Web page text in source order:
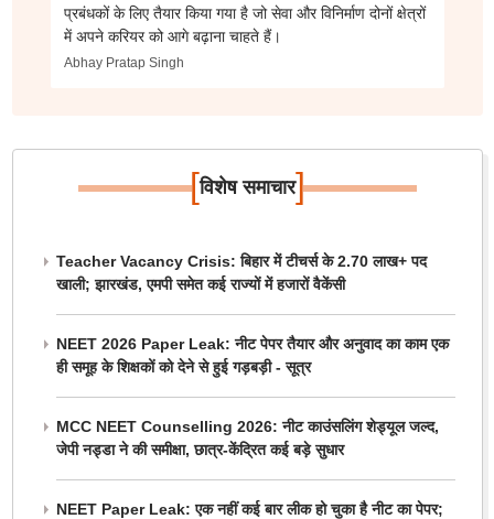
प्रबंधकों के लिए तैयार किया गया है जो सेवा और विनिर्माण दोनों क्षेत्रों
में अपने करियर को आगे बढ़ाना चाहते हैं।
Abhay Pratap Singh
[विशेष समाचार]
Teacher Vacancy Crisis: बिहार में टीचर्स के 2.70 लाख+ पद
खाली; झारखंड, एमपी समेत कई राज्यों में हजारों वैकेंसी
NEET 2026 Paper Leak: नीट पेपर तैयार और अनुवाद का काम एक
ही समूह के शिक्षकों को देने से हुई गड़बड़ी - सूत्र
MCC NEET Counselling 2026: नीट काउंसलिंग शेड्यूल जल्द,
जेपी नड्डा ने की समीक्षा, छात्र-केंद्रित कई बड़े सुधार
NEET Paper Leak: एक नहीं कई बार लीक हो चुका है नीट का पेपर;